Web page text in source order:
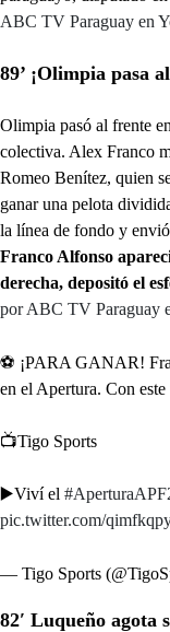
ABC TV Paraguay en
89’ ¡Olimpia pasa
Olimpia pasó al frente
colectiva. Alex Franco
Romeo Benítez, quien
ganar una pelota
la línea de fondo y
Franco Alfonso
derecha, depositó el
por ABC TV Paraguay
⚽️ ¡PARA GANAR!
en el Apertura. Con
📺Tigo Sports
▶️Viví el
pic.twitter.com/
— Tigo Sports
82′ Luqueño agota